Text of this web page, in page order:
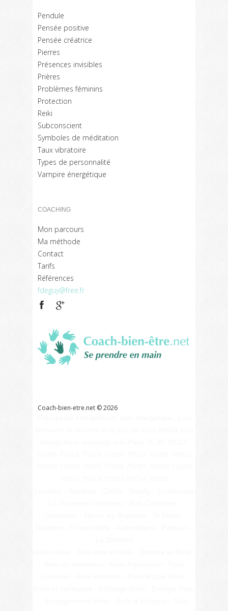
Pendule
Pensée positive
Pensée créatrice
Pierres
Présences invisibles
Prières
Problèmes féminins
Protection
Reiki
Subconscient
Symboles de méditation
Taux vibratoire
Types de personnalité
Vampire énergétique
COACHING
Mon parcours
Ma méthode
Contact
Tarifs
Références
fdeguy@free.fr
Coach-bien-etre.net ©2026